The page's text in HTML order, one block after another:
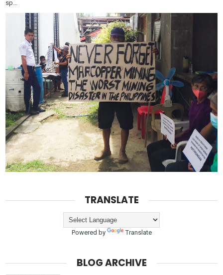
sp...
TRANSLATE
Powered by Translate
BLOG ARCHIVE